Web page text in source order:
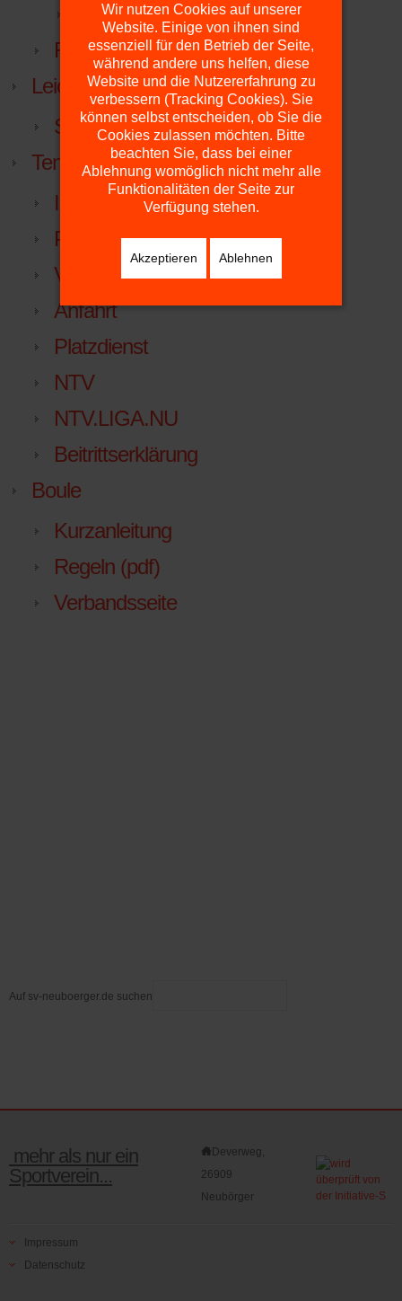
Facebook
FuPa.net
Leichtathletik
Sportabzeichen
Tennis
Inklusiver Familien-Erlebnistag
Plätze
Vorstand
Anfahrt
Platzdienst
NTV
NTV.LIGA.NU
Beitrittserklärung
Boule
Kurzanleitung
Regeln (pdf)
Verbandsseite
Auf sv-neuboerger.de suchen
mehr als nur ein
Sportverein...
Deverweg,
26909
Neubörger
Impressum
Datenschutz
Wir nutzen Cookies auf unserer
Website. Einige von ihnen sind
essenziell für den Betrieb der Seite,
während andere uns helfen, diese
Website und die Nutzererfahrung zu
verbessern (Tracking Cookies). Sie
können selbst entscheiden, ob Sie die
Cookies zulassen möchten. Bitte
beachten Sie, dass bei einer
Ablehnung womöglich nicht mehr alle
Funktionalitäten der Seite zur
Verfügung stehen.
Akzeptieren Ablehnen